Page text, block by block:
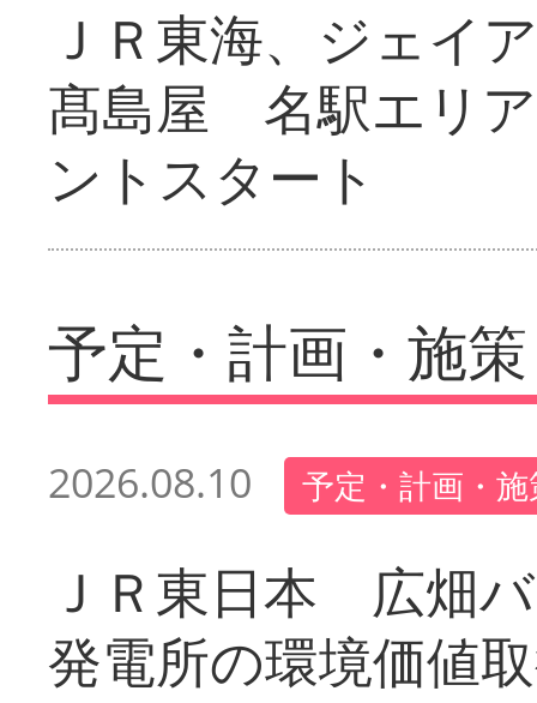
ＪＲ東海、ジェイ
髙島屋 名駅エリ
ントスタート
予定・計画・施策
2026.08.10 予定・計画・
ＪＲ東日本 広畑
発電所の環境価値